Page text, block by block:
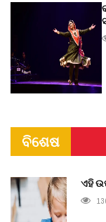
ବିଶେଷ
ଏହି